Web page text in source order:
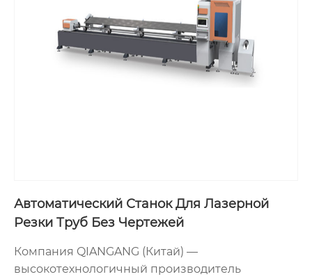
Автоматический Станок Для Лазерной
Резки Труб Без Чертежей
Компания QIANGANG (Китай) —
высокотехнологичный производитель